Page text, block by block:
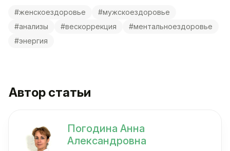
#женскоездоровье
#мужскоездоровье
#анализы
#вескоррекция
#ментальноездоровье
#энергия
Автор статьи
Погодина Анна
Александровна